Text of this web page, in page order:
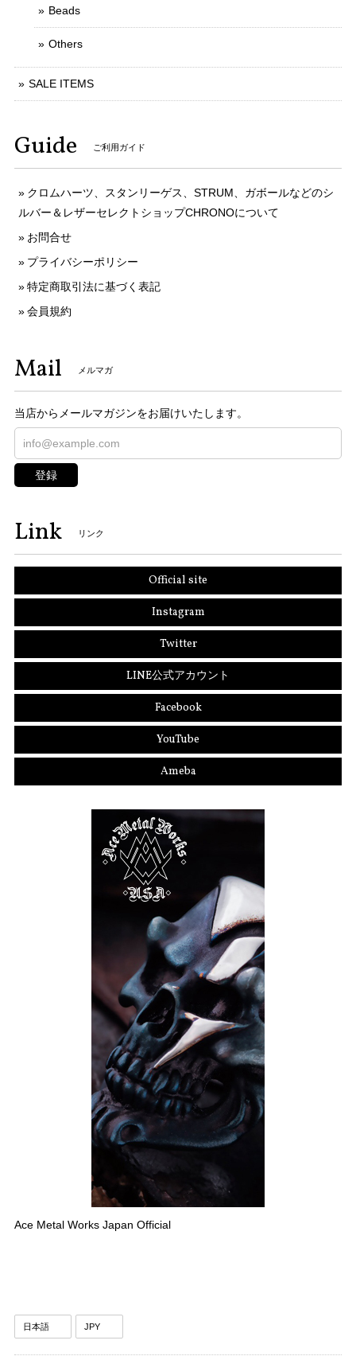
Beads
Others
SALE ITEMS
Guide ご利用ガイド
クロムハーツ、スタンリーゲス、STRUM、ガボールなどのシ
ルバー＆レザーセレクトショップCHRONOについて
お問合せ
プライバシーポリシー
特定商取引法に基づく表記
会員規約
Mail メルマガ
当店からメールマガジンをお届けいたします。
登録
Link リンク
Official site
Instagram
Twitter
LINE公式アカウント
Facebook
YouTube
Ameba
Ace Metal Works Japan Official